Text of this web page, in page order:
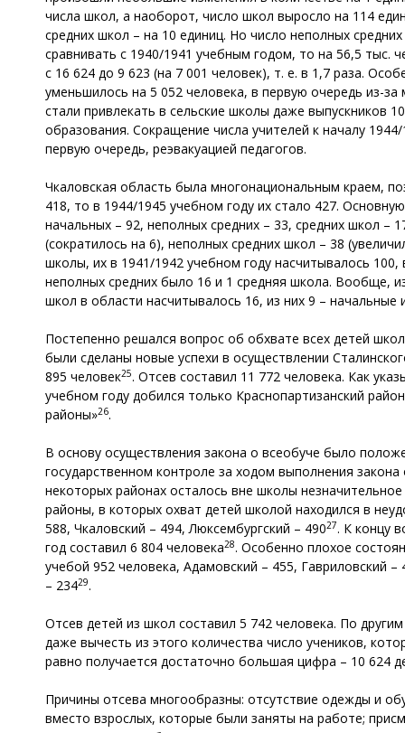
числа школ, а наоборот, число школ выросло на 114
средних школ – на 10 единиц. Но число неполных
сравнивать с 1940/1941 учебным годом, то на 56,5 тыс.
с 16 624 до 9 623 (на 7 001 человек), т. е. в 1,7 раза.
уменьшилось на 5 052 человека, в первую очередь из-
стали привлекать в сельские школы даже выпускников
образования. Сокращение числа учителей к началу
первую очередь, реэвакуацией педагогов.
Чкаловская область была многонациональным краем,
418, то в 1944/1945 учебном году их стало 427.
начальных – 92, неполных средних – 33, средних школ –
(сократилось на 6), неполных средних школ – 38
школы, их в 1941/1942 учебном году насчитывалось
неполных средних было 16 и 1 средняя школа. Вообще,
школ в области насчитывалось 16, из них 9 –
Постепенно решался вопрос об обхвате всех детей
были сделаны новые успехи в осуществлении
895 человек25. Отсев составил 11 772 человека. Как
учебном году добился только Краснопартизанский
районы»26.
В основу осуществления закона о всеобуче было
государственном контроле за ходом выполнения
некоторых районах осталось вне школы
районы, в которых охват детей школой находился в
588, Чкаловский – 494, Люксембургский – 49027. К концу
год составил 6 804 человека28. Особенно плохое
учебой 952 человека, Адамовский – 455, Гавриловский
– 23429.
Отсев детей из школ составил 5 742 человека. По
даже вычесть из этого количества число учеников,
равно получается достаточно большая цифра – 10 624
Причины отсева многообразны: отсутствие одежды и
вместо взрослых, которые были заняты на работе;